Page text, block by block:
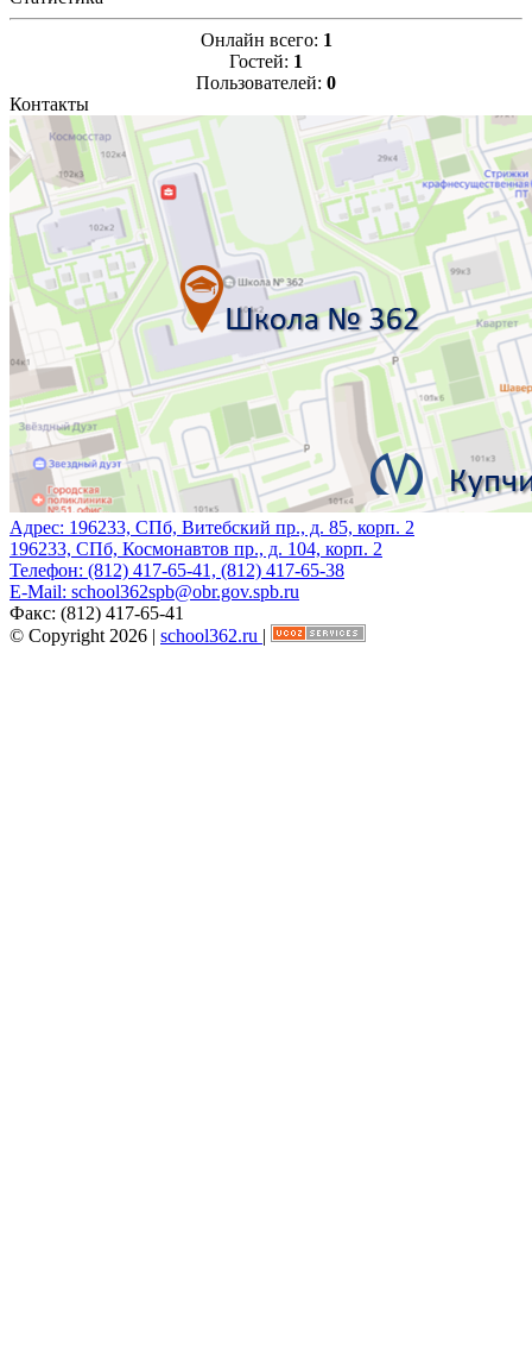
Онлайн всего: 1
Гостей: 1
Пользователей: 0
Контакты
Адрес: 196233, СПб, Витебский пр., д. 85, корп. 2
196233, СПб, Космонавтов пр., д. 104, корп. 2
Телефон: (812) 417-65-41, (812) 417-65-38
E-Mail: school362spb@obr.gov.spb.ru
Факс: (812) 417-65-41
© Copyright 2026 | school362.ru |